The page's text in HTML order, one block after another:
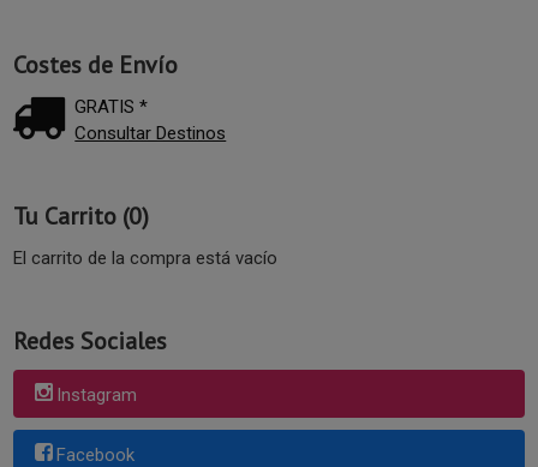
Costes de Envío
GRATIS *
Consultar Destinos
Tu Carrito (0)
El carrito de la compra está vacío
Redes Sociales
Instagram
Facebook